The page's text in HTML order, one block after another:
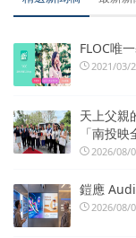
FLOC唯
2021/03/
天上父親
「南投
2026/08/
鎧應
2026/08/